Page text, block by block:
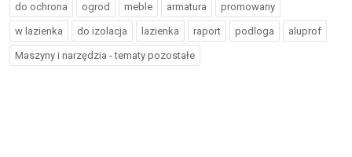
do ochrona ogrod meble armatura promowany
w lazienka do izolacja lazienka raport podloga aluprof
Maszyny i narzędzia - tematy pozostałe